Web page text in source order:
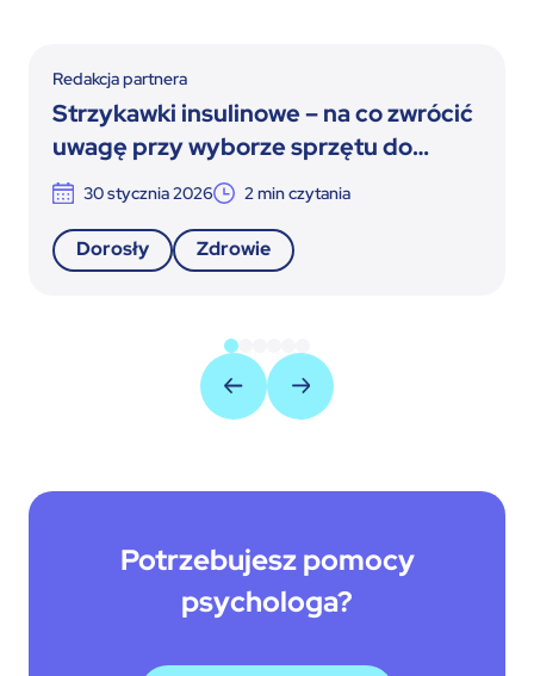
Redakcja partnera
Strzykawki insulinowe – na co zwrócić
uwagę przy wyborze sprzętu do
terapii insulinowej
30 stycznia 2026 2min czytania
Dorosły Zdrowie
Potrzebujesz pomocy
psychologa?